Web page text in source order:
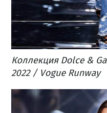
Коллекция Dolce &
2022 / Vogue Runway